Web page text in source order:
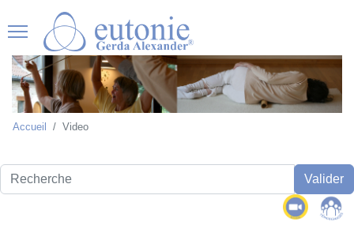
Accueil Video
Recherche
Valider